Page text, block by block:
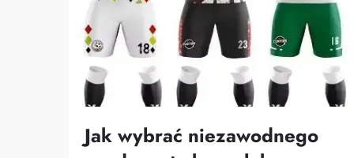
Jak wybrać niezawodnego